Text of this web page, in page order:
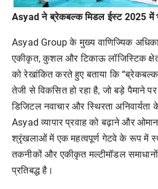
Asyad ने ब्रेकबल्क मिडल ईस्ट 2025 में
Asyad Group के मुख्य वाणिज्यिक
एकीकृत, कुशल और टिकाऊ लॉजिस्टिक
को रेखांकित करते हुए बताया कि
तेजी से विकसित हो रहा है, जो बड़े पैमाने
डिजिटल नवाचार और स्थिरता
Asyad व्यापार प्रवाह को बढ़ाने और
श्रृंखलाओं में एक महत्वपूर्ण गेटवे के रूप में
तकनीकों और एकीकृत मल्टीमॉडल
प्रतिबद्ध है।